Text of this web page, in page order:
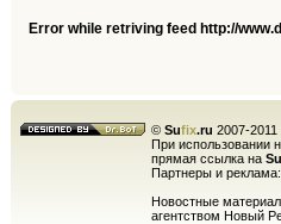
Error while retriving feed http://
© Sufix.ru 2007-2011
При использовании
прямая ссылка на Su
Партнеры и реклама:
Новостные
агентством Новый